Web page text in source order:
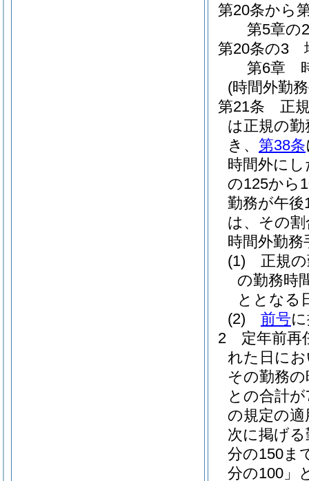
第20条から
第5章の2
第20条の3
第6章
(時間外勤
第21条
正
は正規の
き、 第38条
時間外に
の125から
勤務が午
は、その
時間外勤
(1)
正規
の勤務時
ととなる
(2)
前号
2
定年前再
れた日に
その勤務
との合計
の規定の
次に掲げ
分の150ま
分の100」